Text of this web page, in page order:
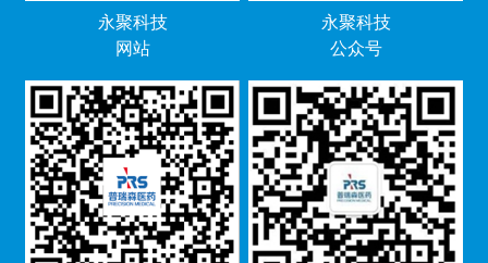
永聚科技
网站
永聚科技
公众号